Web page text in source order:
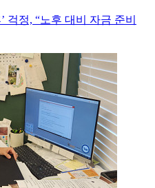
걱정, “노후 대비 자금 준비